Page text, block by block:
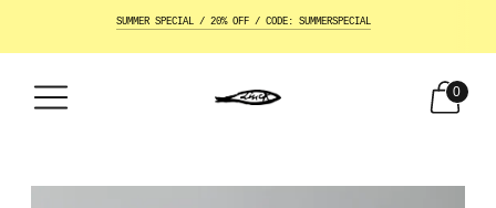
SUMMER SPECIAL / 20% OFF / CODE: SUMMERSPECIAL
0